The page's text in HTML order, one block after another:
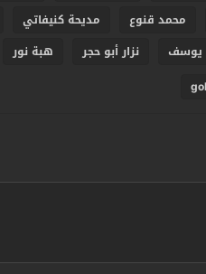
محمد قنوع مديحة كنيفاتي
يوسف نزار أبو حجر هبة نور